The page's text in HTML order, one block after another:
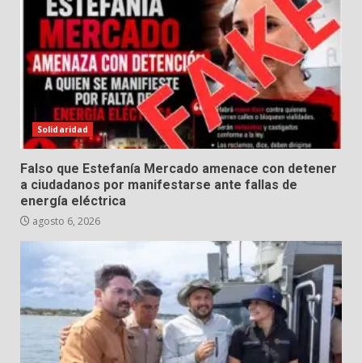
Solidaridad
Falso que Estefanía Mercado amenace con detener
a ciudadanos por manifestarse ante fallas de
energía eléctrica
agosto 6, 2026